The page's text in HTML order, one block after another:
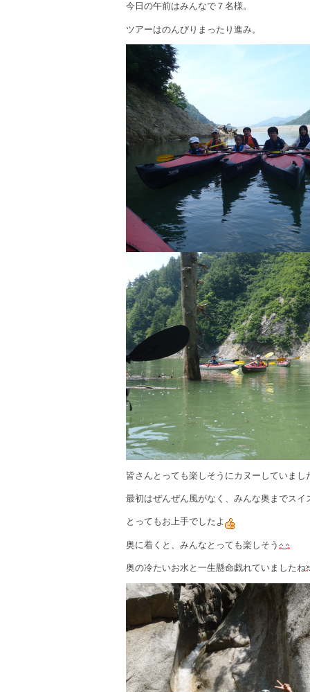
今日の午前はみんなで７名様。
ツアーはのんびりまったり進み。
皆さんとっても楽しそうにカヌーしていまし
最初はぜんぜん風がなく、みんな奥までスイ
とってもお上手でしたよ
奥に着くと、みんなとっても楽しそう
奥の冷たいお水と一生懸命戯れていましたね